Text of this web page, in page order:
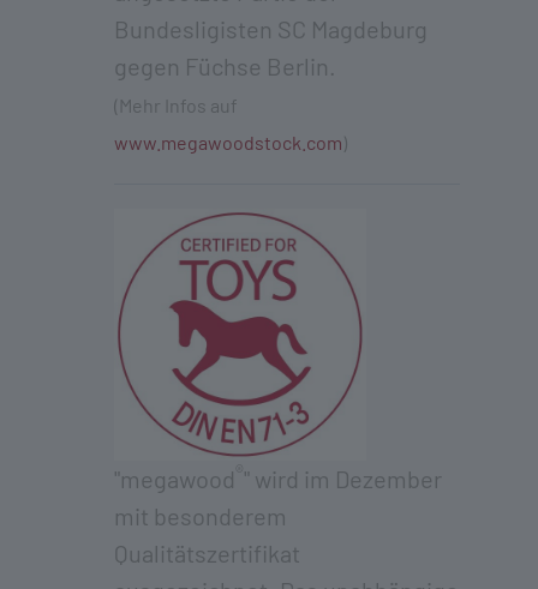
Bundesligisten SC Magdeburg
gegen Füchse Berlin.
(Mehr Infos auf
www.megawoodstock.com)
"megawood " wird im Dezember
mit besonderem
Qualitätszertifikat